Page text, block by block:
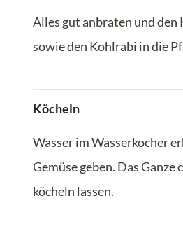
Alles gut anbraten und
sowie den Kohlrabi in die
Köcheln
Wasser im Wasserkocher
Gemüse geben. Das Ganze
köcheln lassen.